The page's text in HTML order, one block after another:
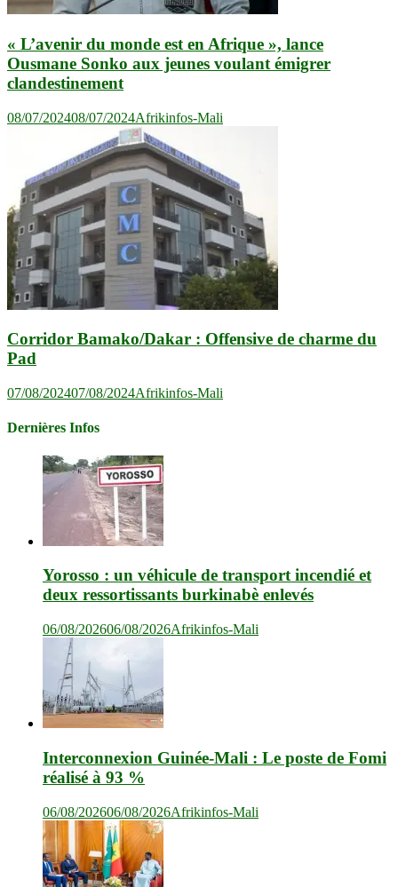
« L’avenir du monde est en Afrique », lance
Ousmane Sonko aux jeunes voulant émigrer
clandestinement
08/07/202408/07/2024Afrikinfos-Mali
Corridor Bamako/Dakar : Offensive de charme du
Pad
07/08/202407/08/2024Afrikinfos-Mali
Dernières Infos
Yorosso : un véhicule de transport incendié et
deux ressortissants burkinabè enlevés
06/08/202606/08/2026Afrikinfos-Mali
Interconnexion Guinée-Mali : Le poste de Fomi
réalisé à 93 %
06/08/202606/08/2026Afrikinfos-Mali